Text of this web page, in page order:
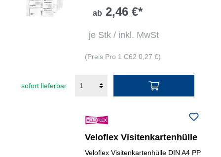
ab 2,46 €*
je Stk / inkl. MwSt
(Preis Pro 1 C62 0,27 €)
sofort lieferbar
Veloflex Visitenkartenhülle
Veloflex Visitenkartenhülle DIN A4 PP